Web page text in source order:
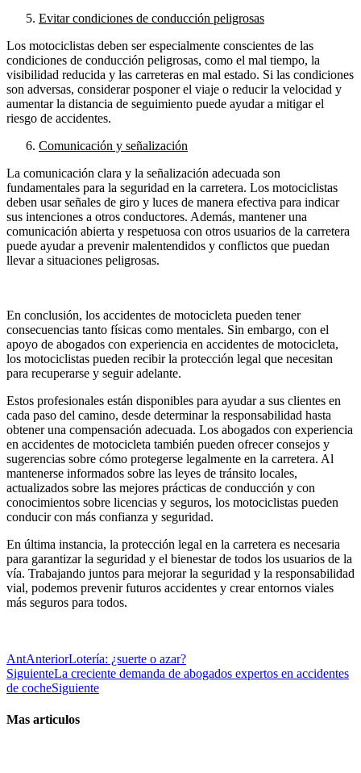
Evitar condiciones de conducción peligrosas
Los motociclistas deben ser especialmente conscientes de las
condiciones de conducción peligrosas, como el mal tiempo, la
visibilidad reducida y las carreteras en mal estado. Si las condiciones
son adversas, considerar posponer el viaje o reducir la velocidad y
aumentar la distancia de seguimiento puede ayudar a mitigar el
riesgo de accidentes.
Comunicación y señalización
La comunicación clara y la señalización adecuada son
fundamentales para la seguridad en la carretera. Los motociclistas
deben usar señales de giro y luces de manera efectiva para indicar
sus intenciones a otros conductores. Además, mantener una
comunicación abierta y respetuosa con otros usuarios de la carretera
puede ayudar a prevenir malentendidos y conflictos que puedan
llevar a situaciones peligrosas.
En conclusión, los accidentes de motocicleta pueden tener
consecuencias tanto físicas como mentales. Sin embargo, con el
apoyo de abogados con experiencia en accidentes de motocicleta,
los motociclistas pueden recibir la protección legal que necesitan
para recuperarse y seguir adelante.
Estos profesionales están disponibles para ayudar a sus clientes en
cada paso del camino, desde determinar la responsabilidad hasta
obtener una compensación adecuada. Los abogados con experiencia
en accidentes de motocicleta también pueden ofrecer consejos y
sugerencias sobre cómo protegerse legalmente en la carretera. Al
mantenerse informados sobre las leyes de tránsito locales,
actualizados sobre las mejores prácticas de conducción y con
conocimientos sobre licencias y seguros, los motociclistas pueden
conducir con más confianza y seguridad.
En última instancia, la protección legal en la carretera es necesaria
para garantizar la seguridad y el bienestar de todos los usuarios de la
vía. Trabajando juntos para mejorar la seguridad y la responsabilidad
vial, podemos prevenir futuros accidentes y crear entornos viales
más seguros para todos.
AntAnteriorLotería: ¿suerte o azar?
SiguienteLa creciente demanda de abogados expertos en accidentes
de cocheSiguiente
Mas articulos